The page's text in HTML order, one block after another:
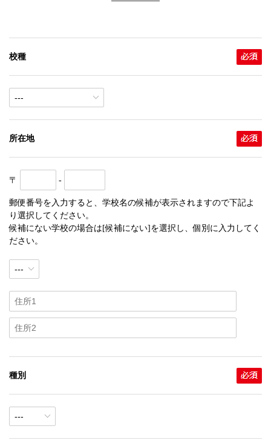
校種
所在地
〒 -
郵便番号を入力すると、学校名の候補が表示されますので下記よ
り選択してください。
候補にない学校の場合は[候補にない]を選択し、個別に入力してく
ださい。
種別